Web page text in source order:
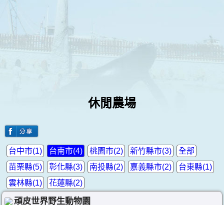
休閒農場
全部
台中市(1) 台南市(4) 桃園市(2)
新竹縣市(3)
苗栗縣(5)
彰化縣(3) 南投縣(2) 嘉義縣市(2)
台東縣(1)
雲林縣(1)
花蓮縣(2)
頑皮世界野生動物園